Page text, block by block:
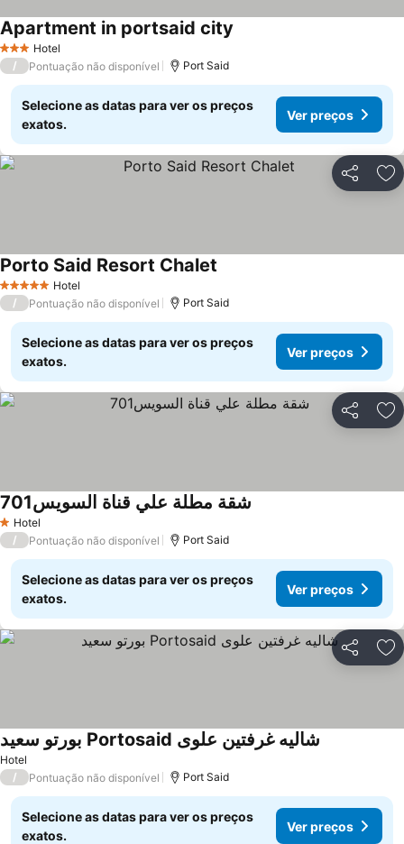
3 EstrelasHotel
Apartment in portsaid city
/ Pontuação não disponível Port Said
Selecione as datas para ver os preços
exatos.
Ver preços
Partilhar
5 Estrelas Hotel
Porto Said Resort Chalet
/ Pontuação não disponível Port Said
Selecione as datas para ver os preços
exatos.
Ver preços
Partilhar
1 Estrelas
Hotel
شقة مطلة علي قناة السويس701
/ Pontuação não disponível Port Said
Selecione as datas para ver os preços
exatos.
Ver preços
Partilhar
Hotel
بورتو سعيد Portosaid شاليه غرفتين علوى
/ Pontuação não disponível Port Said
Selecione as datas para ver os preços
exatos.
Ver preços